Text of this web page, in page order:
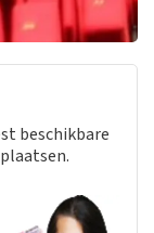
beschikbare